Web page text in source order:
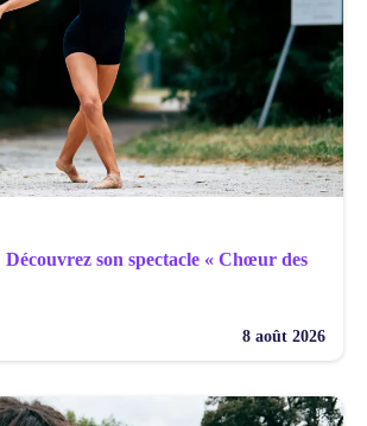
son spectacle « Chœur des
8 août 2026